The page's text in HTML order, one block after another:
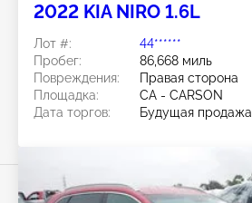
2022 KIA NIRO 1.6L
Лот #:
44******
Пробег:
86,668 миль
Повреждения:
Правая сторона
Площадка:
CA - CARSON
Дата торгов:
Будущая продажа